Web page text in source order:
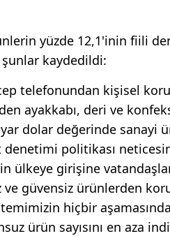
yüzde 12,1'inin fiili
kaydedildi:
telefonundan kişisel
ayakkabı, deri ve
dolar değerinde sanayi
denetimi politikası
ülkeye girişine
güvensiz ürünlerden
hiçbir
ürün sayısını en aza